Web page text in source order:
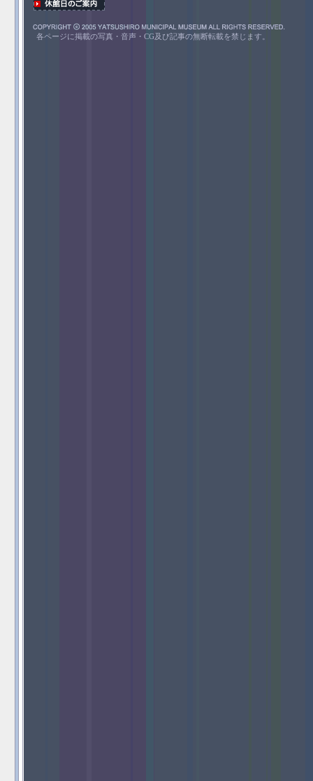
各ページに掲載の写真・音声・CG及び記事の無断転載を禁じます。